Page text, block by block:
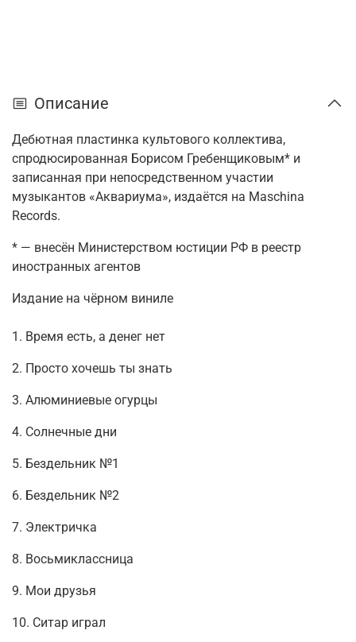
Описание
Дебютная пластинка культового коллектива,
спродюсированная Борисом Гребенщиковым* и
записанная при непосредственном участии
музыкантов «Аквариума», издаётся на Maschina
Records.
* — внесён Министерством юстиции РФ в реестр
иностранных агентов
Издание на чёрном виниле
1. Время есть, а денег нет
2. Просто хочешь ты знать
3. Алюминиевые огурцы
4. Солнечные дни
5. Бездельник №1
6. Бездельник №2
7. Электричка
8. Восьмиклассница
9. Мои друзья
10. Ситар играл